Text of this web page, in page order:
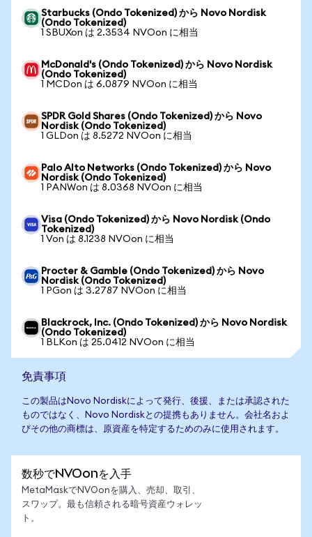
Starbucks (Ondo Tokenized) から Novo Nordisk
(Ondo Tokenized)
1 SBUXon は 2.3534 NVOon に相当
McDonald's (Ondo Tokenized) から Novo Nordisk
(Ondo Tokenized)
1 MCDon は 6.0879 NVOon に相当
SPDR Gold Shares (Ondo Tokenized) から Novo
Nordisk (Ondo Tokenized)
1 GLDon は 8.5272 NVOon に相当
Palo Alto Networks (Ondo Tokenized) から Novo
Nordisk (Ondo Tokenized)
1 PANWon は 8.0368 NVOon に相当
Visa (Ondo Tokenized) から Novo Nordisk (Ondo
Tokenized)
1 Von は 8.1238 NVOon に相当
Procter & Gamble (Ondo Tokenized) から Novo
Nordisk (Ondo Tokenized)
1 PGon は 3.2787 NVOon に相当
Blackrock, Inc. (Ondo Tokenized) から Novo Nordisk
(Ondo Tokenized)
1 BLKon は 25.0412 NVOon に相当
免責事項
この製品はNovo Nordiskによって発行、後援、または承認された
ものではなく、Novo Nordiskとの提携もありません。会社名およ
びその他の商標は、原資産を特定するためのみに使用されます。
数秒でNVOonを入手
MetaMaskでNVOonを購入、売却、取引、
スワップ。最も信頼される暗号資産ウォレッ
ト。